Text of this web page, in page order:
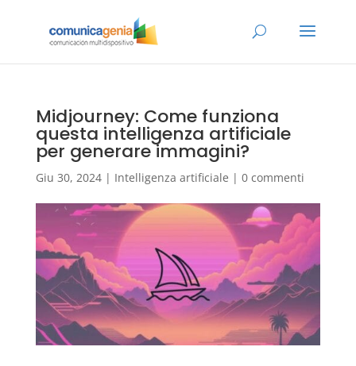
Midjourney: Come funziona
questa intelligenza artificiale
per generare immagini?
Giu 30, 2024| Intelligenza artificiale | 0 commenti